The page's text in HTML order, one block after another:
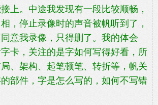
上。中途我发现有一段比较顺畅，
，停止录像时的声音被帆听到了，
意我录像，只得删了。我的体会
卡，关注的是字如何写得好看，所
、架构、起笔顿笔、转折等，帆关
部件，字是怎么写的，如何不写错